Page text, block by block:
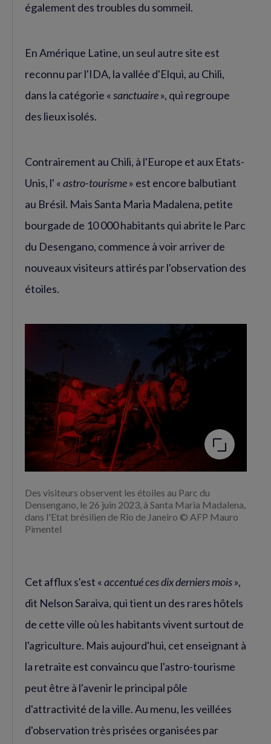
également des troubles du sommeil.
En Amérique Latine, un seul autre site est
reconnu par l'IDA, la vallée d'Elqui, au Chili,
dans la catégorie «sanctuaire», qui regroupe
des lieux isolés.
Contrairement au Chili, à l'Europe et aux Etats-
Unis, l' «astro-tourisme» est encore balbutiant
au Brésil. Mais Santa Maria Madalena, petite
bourgade de 10 000 habitants qui abrite le Parc
du Desengano, commence à voir arriver de
nouveaux visiteurs attirés par l'observation des
étoiles.
Agrandir
l'image
Des visiteurs observent les étoiles au Parc du
Densengano, le 26 juin 2023, à Santa Maria Madalena,
dans l'Etat brésilien de Rio de Janeiro © AFP Mauro
Pimentel
Cet afflux s'est «accentué ces dix derniers mois»,
dit Nelson Saraiva, qui tient un des rares hôtels
de cette ville où les habitants vivent surtout de
l'agriculture. Mais aujourd'hui, cet enseignant à
la retraite est convaincu que l'astro-tourisme
peut être à l'avenir le principal pôle
d'attractivité de la ville. Au menu, les veillées
d'observation très prisées organisées par